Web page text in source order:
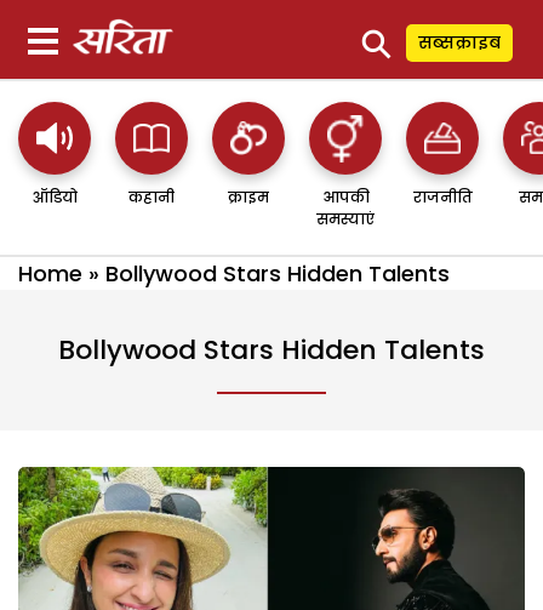
⚲ सब्सक्राइब
ऑडियो कहानी क्राइम
आपकी
समस्याएं
राजनीति
Home » Bollywood Stars Hidden Talents
Bollywood Stars Hidden Talents